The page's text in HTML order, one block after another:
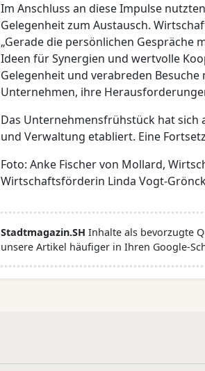
Im Anschluss an diese Impulse
Gelegenheit zum Austausch.
„Gerade die persönlichen Gespräche
Ideen für Synergien und wertvolle
Gelegenheit und verabreden
Unternehmen, ihre
Das Unternehmensfrühstück hat
und Verwaltung etabliert. Eine
Foto: Anke Fischer von Mollard,
Wirtschaftsförderin Linda Vogt-
Stadtmagazin.SH Inhalte als bevorzugte
unsere Artikel häufiger in Ihren Google-